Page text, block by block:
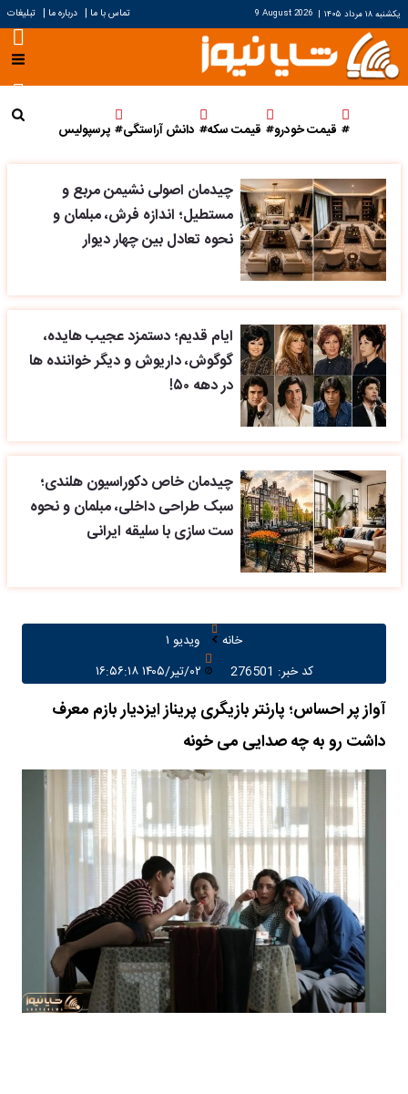
یکشنبه ۱۸ مرداد ۱۴۰۵ |
9 August 2026 تماس با ما | درباره ما | تبلیغات
قیمت خودرو قیمت سکه دانش آراستگی پرسپولیس
چیدمان اصولی نشیمن مربع و
مستطیل؛ اندازه فرش، مبلمان و
نحوه تعادل بین چهار دیوار
ایام قدیم؛ دستمزد عجیب هایده،
گوگوش، داریوش و دیگر خواننده ها
در دهه ۵۰!
چیدمان خاص دکوراسیون هلندی؛
سبک طراحی داخلی، مبلمان و نحوه
ست سازی با سلیقه ایرانی
خانه
ویدیو ۱
کد خبر: 276501
آواز پر احساس؛ پارنتر بازیگری پریناز ایزدیار بازم معرف
داشت رو به چه صدایی می خونه